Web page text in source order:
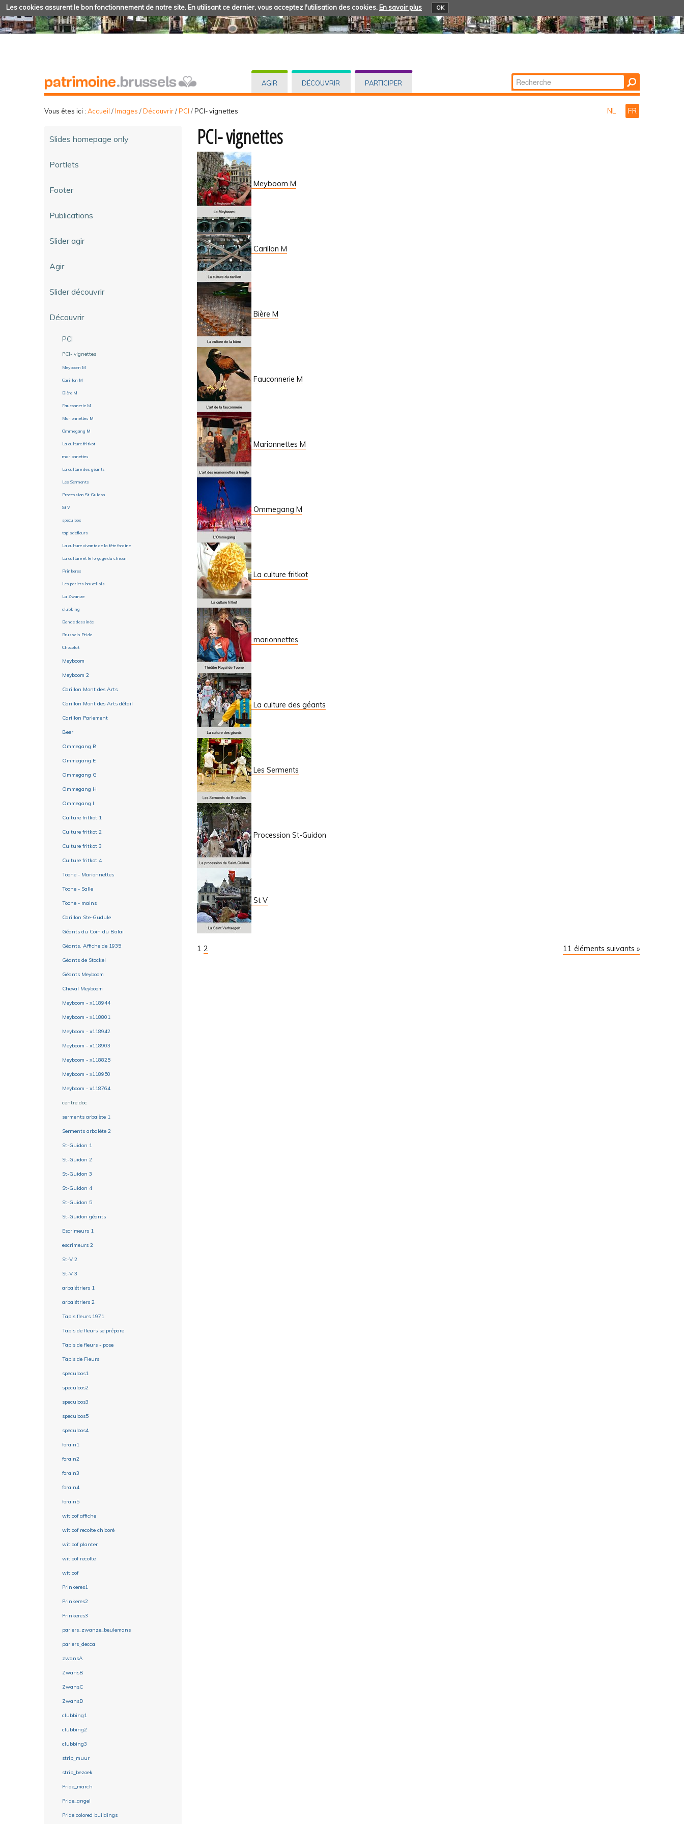
Les cookies assurent le bon fonctionnement de notre site. En utilisant ce dernier, vous acceptez l'utilisation des cookies. En savoir plus OK
AGIR DÉCOUVRIR PARTICIPER Chercher par
Recherche
Vous êtes ici : Accueil /Images /Découvrir/PCI /PCI- vignettes NL FR
Slides homepage only
Portlets
Footer
Publications
Slider agir
Agir
Slider découvrir
Découvrir
PCI
PCI- vignettes
Meyboom M
Carillon M
Bière M
Fauconnerie M
Marionnettes M
Ommegang M
La culture fritkot
marionnettes
La culture des géants
Les Serments
Procession St-Guidon
St V
speculoos
tapisdefleurs
La culture vivante de la fête foraine
La culture et le forçage du chicon
Prinkeres
Les parlers bruxellois
La Zwanze
clubbing
Bande dessinée
Brussels Pride
Chocolat
Meyboom
Meyboom 2
Carillon Mont des Arts
Carillon Mont des Arts détail
Carillon Parlement
Beer
Ommegang B
Ommegang E
Ommegang G
Ommegang H
Ommegang I
Culture fritkot 1
Culture fritkot 2
Culture fritkot 3
Culture fritkot 4
Toone - Marionnettes
Toone - Salle
Toone - mains
Carillon Ste-Gudule
Géants du Coin du Balai
Géants. Affiche de 1935
Géants de Stockel
Géants Meyboom
Cheval Meyboom
Meyboom - x118944
Meyboom - x118801
Meyboom - x118942
Meyboom - x118903
Meyboom - x118825
Meyboom - x118950
Meyboom - x118764
centre doc
serments arbalète 1
Serments arbalète 2
St-Guidon 1
St-Guidon 2
St-Guidon 3
St-Guidon 4
St-Guidon 5
St-Guidon géants
Escrimeurs 1
escrimeurs 2
St-V 2
St-V 3
arbalétriers 1
arbalétriers 2
Tapis fleurs 1971
Tapis de fleurs se prépare
Tapis de fleurs - pose
Tapis de Fleurs
speculoos1
speculoos2
speculoos3
speculoos5
speculoos4
forain1
forain2
forain3
forain4
forain5
witloof affiche
witloof recolte chicoré
witloof planter
witloof recolte
witloof
Prinkeres1
Prinkeres2
Prinkeres3
parlers_zwanze_beulemans
parlers_decca
zwansA
ZwansB
ZwansC
ZwansD
clubbing1
clubbing2
clubbing3
strip_muur
strip_bezoek
Pride_march
Pride_angel
Pride colored buildings
PCI- vignettes
Meyboom M
Carillon M
Bière M
Fauconnerie M
Marionnettes M
Ommegang M
La culture fritkot
marionnettes
La culture des géants
Les Serments
Procession St-Guidon
St V
11 éléments suivants »
1 2